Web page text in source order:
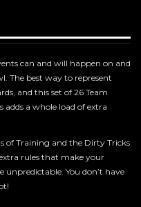
can and will happen on and
The best way to represent
and this set of 26 Team
adds a whole load of extra
of Training and the Dirty Tricks
rules that make your
You don’t have